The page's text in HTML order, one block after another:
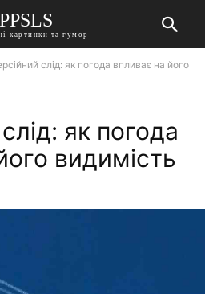
PPSLS
картинки та гумор
слід: як погода впливає на його
як погода
видимість